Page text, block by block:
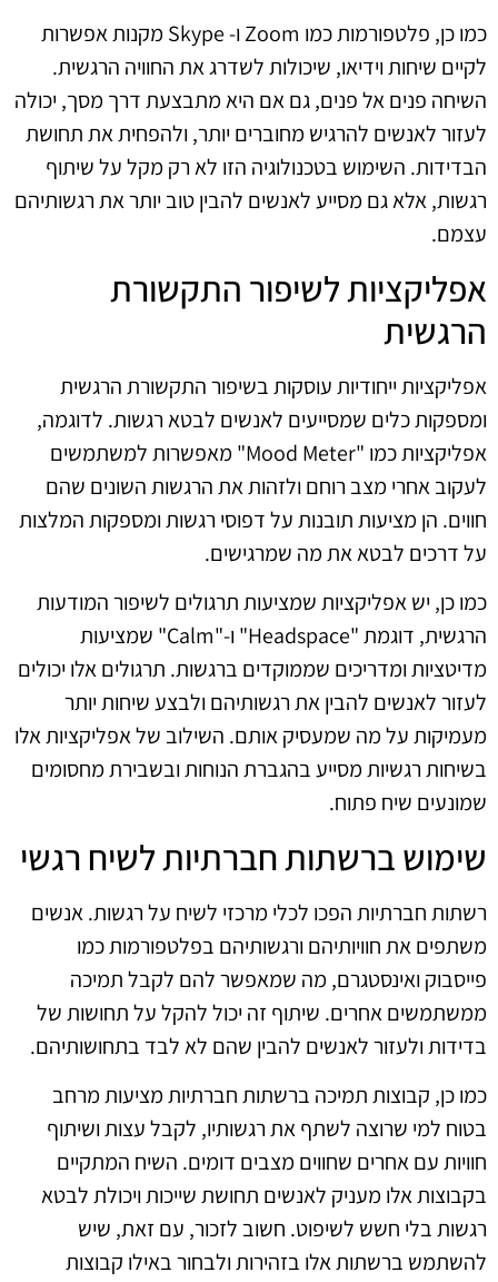
כמו כן, פלטפורמות כמו Zoom ו- Skype מקנות אפשרות
לקיים שיחות וידיאו, שיכולות לשדרג את החוויה הרגשית.
השיחה פנים אל פנים, גם אם היא מתבצעת דרך מסך, יכולה
לעזור לאנשים להרגיש מחוברים יותר, ולהפחית את תחושת
הבדידות. השימוש בטכנולוגיה הזו לא רק מקל על שיתוף
רגשות, אלא גם מסייע לאנשים להבין טוב יותר את רגשותיהם
עצמם.
אפליקציות לשיפור התקשורת
הרגשית
אפליקציות ייחודיות עוסקות בשיפור התקשורת הרגשית
ומספקות כלים שמסייעים לאנשים לבטא רגשות. לדוגמה,
אפליקציות כמו "Mood Meter" מאפשרות למשתמשים
לעקוב אחרי מצב רוחם ולזהות את הרגשות השונים שהם
חווים. הן מציעות תובנות על דפוסי רגשות ומספקות המלצות
על דרכים לבטא את מה שמרגישים.
כמו כן, יש אפליקציות שמציעות תרגולים לשיפור המודעות
הרגשית, דוגמת "Headspace" ו-"Calm" שמציעות
מדיטציות ומדריכים שממוקדים ברגשות. תרגולים אלו יכולים
לעזור לאנשים להבין את רגשותיהם ולבצע שיחות יותר
מעמיקות על מה שמעסיק אותם. השילוב של אפליקציות אלו
בשיחות רגשיות מסייע בהגברת הנוחות ובשבירת מחסומים
שמונעים שיח פתוח.
שימוש ברשתות חברתיות לשיח רגשי
רשתות חברתיות הפכו לכלי מרכזי לשיח על רגשות. אנשים
משתפים את חוויותיהם ורגשותיהם בפלטפורמות כמו
פייסבוק ואינסטגרם, מה שמאפשר להם לקבל תמיכה
ממשתמשים אחרים. שיתוף זה יכול להקל על תחושות של
בדידות ולעזור לאנשים להבין שהם לא לבד בתחושותיהם.
כמו כן, קבוצות תמיכה ברשתות חברתיות מציעות מרחב
בטוח למי שרוצה לשתף את רגשותיו, לקבל עצות ושיתוף
חוויות עם אחרים שחווים מצבים דומים. השיח המתקיים
בקבוצות אלו מעניק לאנשים תחושת שייכות ויכולת לבטא
רגשות בלי חשש לשיפוט. חשוב לזכור, עם זאת, שיש
להשתמש ברשתות אלו בזהירות ולבחור באילו קבוצות